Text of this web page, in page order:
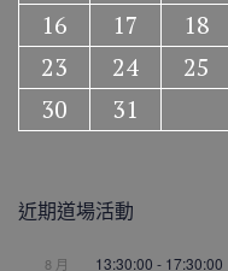
16
17 18
23
24 25
30
31
近期道場活動
8 月 13:30:00 - 17:30:00